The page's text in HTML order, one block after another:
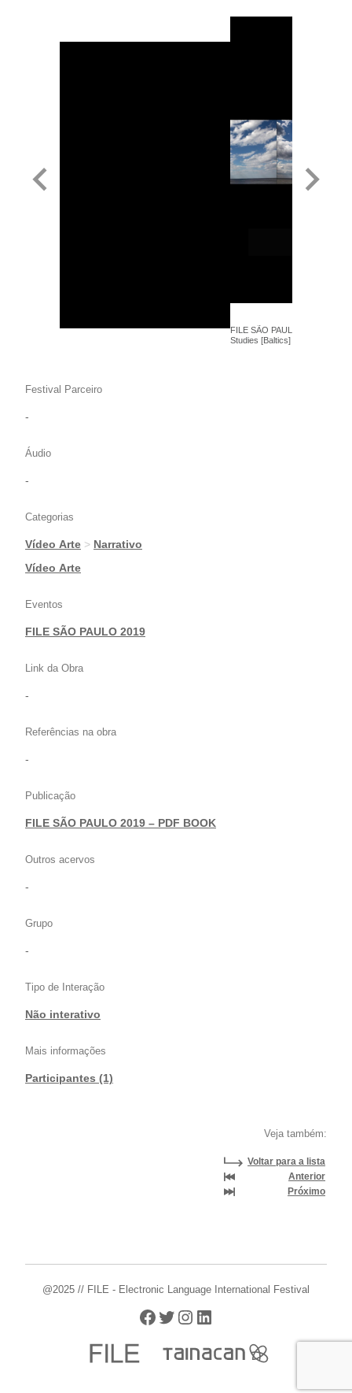
FILE SÃO PAULO 2019 - Miro
Studies [Baltics] - Videoarte
Festival Parceiro
-
Áudio
-
Categorias
Vídeo Arte > Narrativo
|Vídeo Arte
Eventos
FILE SÃO PAULO 2019
Link da Obra
-
Referências na obra
-
Publicação
FILE SÃO PAULO 2019 – PDF BOOK
Outros acervos
-
Grupo
-
Tipo de Interação
Não interativo
Mais informações
Participantes (1)
Veja também:
Voltar para a lista
Anterior
Próximo
@2025 // FILE - Electronic Language International Festival
Facebook
Twitter
Instagram
LinkedIn